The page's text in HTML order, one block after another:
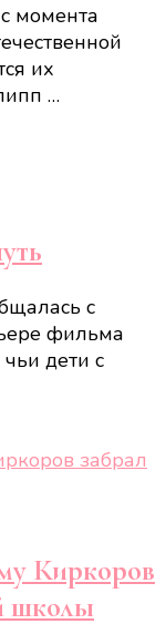
момента
их
…
с
фильма
чьи дети с
Киркоров
школы